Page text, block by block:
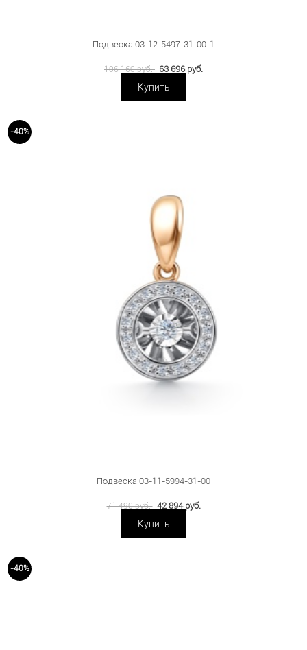
Подвеска 03-12-5497-31-00-1
106 160 руб. 63 696 руб.
Купить
-40%
Подвеска 03-11-5994-31-00
71 490 руб. 42 894 руб.
Купить
-40%